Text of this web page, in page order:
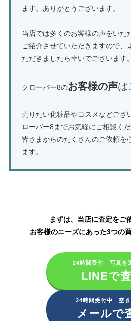
ます。ありがとうございます。
当店では多くのお客様の声をいた
ご紹介させていただきますので、
ただきましたら幸いでございます。
クローバー8のお客様の声は
売りたい化粧品やコスメなどござ
ローバー8までお気軽にご相談くだ
皆さまからのたくさんのご依頼を
ます。
まずは、当店に査定をご
お客様のニーズにあった3つの
24時間受付 写真を
LINEで
24時間受付中 空き
メールで